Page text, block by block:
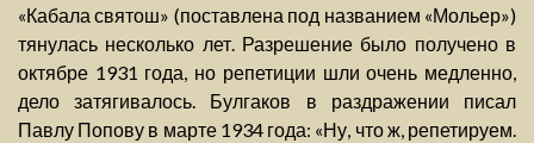
«Кабала святош» (поставлена под названием «Мольер»)
тянулась несколько лет. Разрешение было получено в
октябре 1931 года, но репетиции шли очень медленно,
дело затягивалось. Булгаков в раздражении писал
Павлу Попову в марте 1934 года: «Ну, что ж, репетируем.